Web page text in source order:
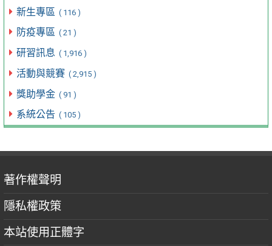
新生專區 ( 116 )
防疫專區 ( 21 )
研習訊息 ( 1,916 )
活動與競賽 ( 2,915 )
獎助學金 ( 91 )
系統公告 ( 105 )
著作權聲明
隱私權政策
本站使用正體字